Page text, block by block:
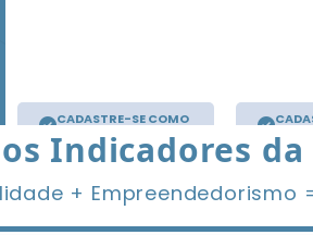
CADASTRE-SE COMO
Indicadores
+ Empreendedorismo